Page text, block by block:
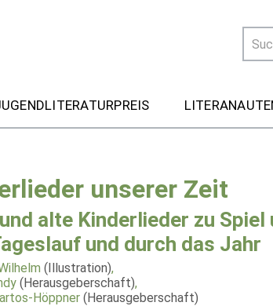
unserer Zeit
alte Kinderlieder zu Spiel
und durch das Jahr
(Illustration),
(Herausgeberschaft),
Höppner (Herausgeberschaft)